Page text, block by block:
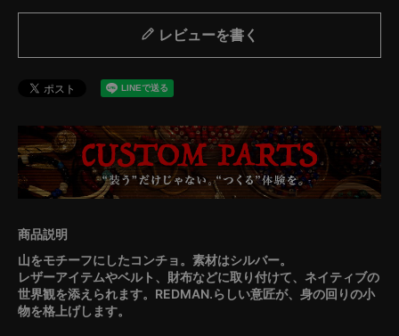
レビューを書く
山をモチーフにしたコンチョ。素材はシルバー。
レザーアイテムやベルト、財布などに取り付けて、ネイティブの
世界観を添えられます。REDMAN.らしい意匠が、身の回りの小
物を格上げします。